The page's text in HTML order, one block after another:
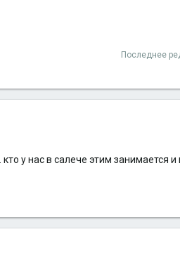
Последнее
у нас в салече этим занимается